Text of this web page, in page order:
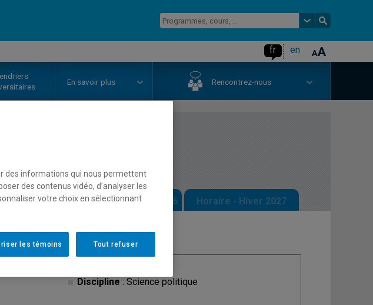
fr en
En savoir plus Rencontrez-nous
Été 2026 Horaire - Automne 2026 Horaire - Hiver 2027
Discipline : Science politique
des informations qui nous permettent
des contenus vidéo, d’analyser les
votre choix en sélectionnant
Tout refuser
les témoins